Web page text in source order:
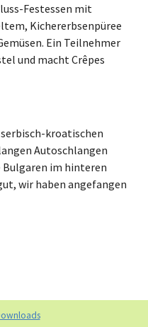
Festessen mit
Kichererbsenpüree
Ein Teilnehmer
und macht Crêpes
serbisch-kroatischen
Autoschlangen
Bulgaren im hinteren
wir haben angefangen